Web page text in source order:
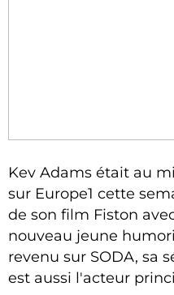
Kev Adams était au
sur Europe1 cette
de son film Fiston
nouveau jeune
revenu sur SODA, sa
est aussi l'acteur